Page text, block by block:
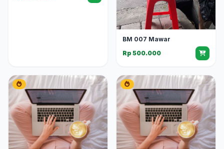
BM 007 Mawar
Rp 500.000